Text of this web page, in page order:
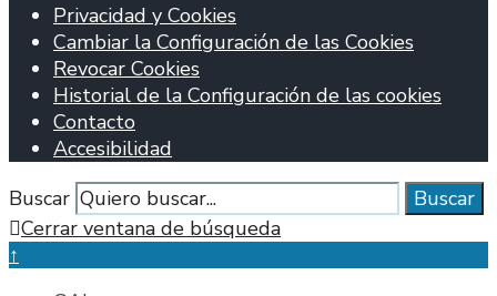
Privacidad y Cookies
Cambiar la Configuración de las Cookies
Revocar Cookies
Historial de la Configuración de las cookies
Contacto
Accesibilidad
Buscar
Buscar
Cerrar ventana de búsqueda
↑